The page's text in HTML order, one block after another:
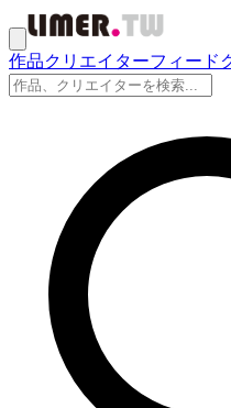
作品クリエイターフィード